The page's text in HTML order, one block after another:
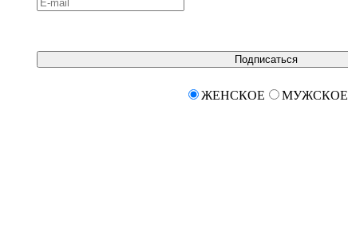
Подписаться
ЖЕНСКОЕ МУЖСКОЕ